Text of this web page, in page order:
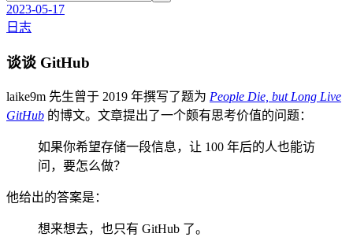
2023-05-17
日志
谈谈 GitHub
laike9m 先生曾于 2019 年撰写了题为 People Die, but Long Live
GitHub 的博文。文章提出了一个颇有思考价值的问题：
如果你希望存储一段信息，让 100 年后的人也能访
问，要怎么做？
他给出的答案是：
想来想去，也只有 GitHub 了。